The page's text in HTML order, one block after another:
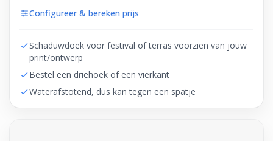
Configureer & bereken prijs
Schaduwdoek voor festival of terras voorzien van jouw
print/ontwerp
Bestel een driehoek of een vierkant
Waterafstotend, dus kan tegen een spatje